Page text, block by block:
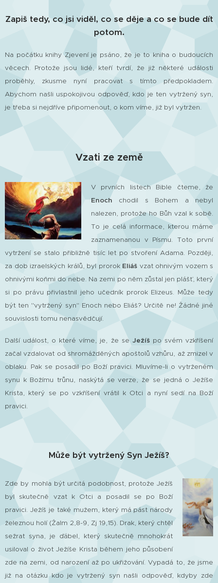
Zapiš tedy, co jsi viděl, co se děje a co se bude dít
potom.
Na počátku knihy Zjevení je psáno, že je to kniha o budoucích
věcech. Protože jsou lidé, kteří tvrdí, že již některé události
proběhly, zkusme nyní pracovat s tímto předpokladem.
Abychom našli uspokojivou odpověď, kdo je ten vytržený syn,
je třeba si nejdříve připomenout, o kom víme, již byl vytržen.
Vzati ze země
V prvních listech Bible čteme, že
Enoch chodil s Bohem a nebyl
nalezen, protože ho Bůh vzal k sobě.
To je celá informace, kterou máme
zaznamenanou v Písmu. Toto první
vytržení se stalo přibližně tisíc let po stvoření Adama. Později,
za dob izraelských králů, byl prorok Eliáš vzat ohnivým vozem s
ohnivými koňmi do nebe. Na zemi po něm zůstal jen plášť, který
si po právu přivlastnil jeho učedník prorok Elizeus. Může tedy
být ten "vytržený syn" Enoch nebo Eliáš? Určitě ne! Žádné jiné
souvislosti tomu nenasvědčují.
Další událost, o které víme, je, že se Ježíšpo svém vzkříšení
začal vzdalovat od shromážděných apoštolů vzhůru, až zmizel v
oblaku. Pak se posadil po Boží pravici. Mluvíme-li o vytrženém
synu k Božímu trůnu, naskýtá se verze, že se jedná o Ježíše
Krista, který se po vzkříšení vrátil k Otci a nyní sedí na Boží
pravici.
Může být vytržený Syn Ježíš?
Zde by mohla být určitá podobnost, protože Ježíš
byl skutečně vzat k Otci a posadil se po Boží
pravici. Ježíš je také mužem, který má pást národy
železnou holí (Žalm 2,8-9, Zj 19,15). Drak, který chtěl
sežrat syna, je ďábel, který skutečně mnohokrát
usiloval o život Ježíše Krista během jeho působení
zde na zemi, od narození až po ukřižování. Vypadá to, že jsme
již na otázku kdo je vytržený syn našli odpověď, kdyby zde